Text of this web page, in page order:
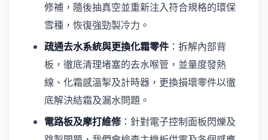
修補，隨後抽真空並重新注入符合規格的環保
雪種，恢復強勁製冷力。
疏通去水系統與更換化霜零件 ：拆解內部背
板，徹底清理堵塞的去水喉管，並量度發熱
線、化霜感溫掣及計時器，更換損壞零件以徹
底解決結霜及漏水問題。
電路板及摩打維修：針對電子控制面板閃爍及